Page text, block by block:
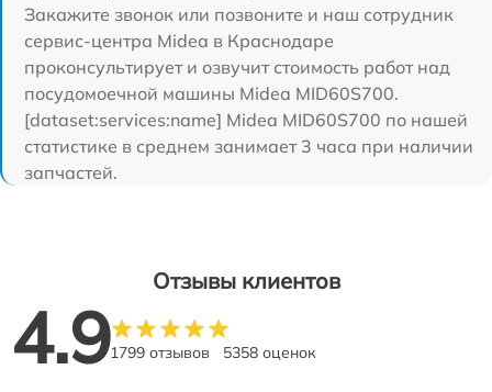
Закажите звонок или позвоните и наш сотрудник
сервис-центра Midea в Краснодаре
проконсультирует и озвучит стоимость работ над
посудомоечной машины Midea MID60S700.
[dataset:services:name] Midea MID60S700 по нашей
статистике в среднем занимает 3 часа при наличии
запчастей.
Отзывы клиентов
4.91799 отзывов 5358 оценок